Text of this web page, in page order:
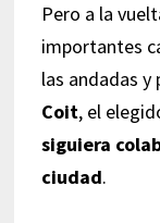
Pero a la
importantes
las andadas y
Coit, el
siguiera
ciudad.